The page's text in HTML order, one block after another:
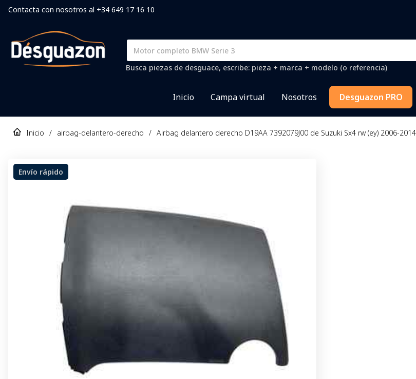
Contacta con nosotros al +34 649 17 16 10
Busca piezas de desguace, escribe: pieza + marca + modelo (o referencia)
Inicio Campa virtual Nosotros Desguazon PRO
Inicio / airbag-delantero-derecho / Airbag delantero derecho D19AA 7392079J00 de Suzuki Sx4 rw (ey) 2006-
Envío rápido